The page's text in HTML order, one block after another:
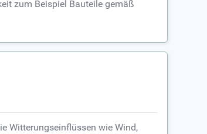
zum Beispiel Bauteile gemäß
Witterungseinflüssen wie Wind,